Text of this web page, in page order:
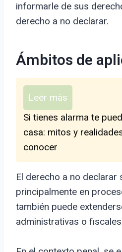
informarle de sus
derecho a no declarar.
Ámbitos de
Leer más
Si tienes alarma te
casa: mitos y
conocer
El derecho a no declarar
principalmente en
también puede
administrativas o